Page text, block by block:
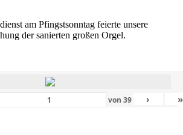
am Pfingstsonntag feierte unsere
der sanierten großen Orgel.
von 39 › »